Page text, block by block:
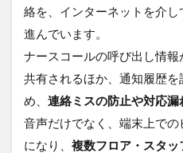
段の
選び
方と
「可
性」
5.1
“どこ
でも
絡を、インターネットを介し
進んでいます。
ナースコールの呼び出し情
共有されるほか、通知履歴
め、 連絡ミスの防止や対応漏
音声だけでなく、端末上で
になり、 複数フロア・スタ